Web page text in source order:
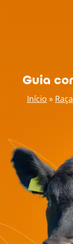
Guia
Início »